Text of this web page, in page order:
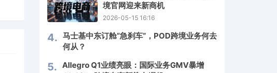
境官网迎来新商机
2026-05-15 16:16
4. 马士基中东订舱“急刹车”，POD跨境业务何去
何从？
5. Allegro Q1业绩亮眼：国际业务GMV暴增